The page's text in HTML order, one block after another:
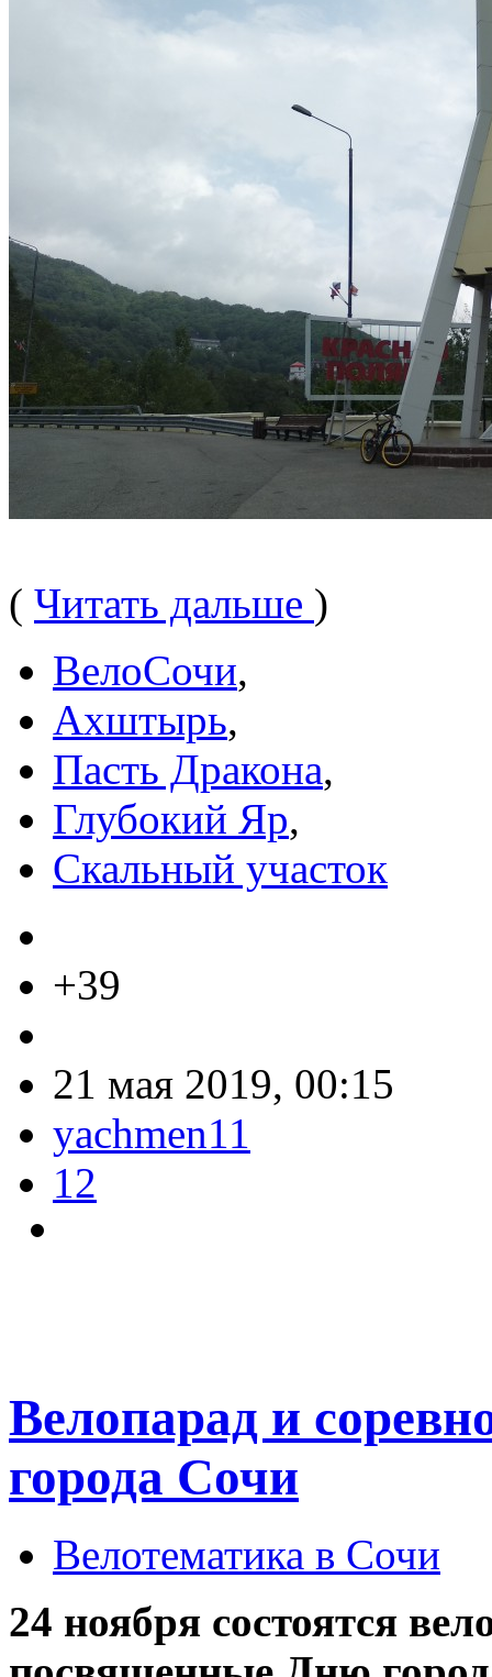
( Читать дальше )
ВелоСочи,
Ахштырь,
Пасть Дракона,
Глубокий Яр,
Скальный участок
+39
21 мая 2019, 00:15
yachmen11
12
Велопарад и
города Сочи
Велотематика в Сочи
24 ноября состоятся